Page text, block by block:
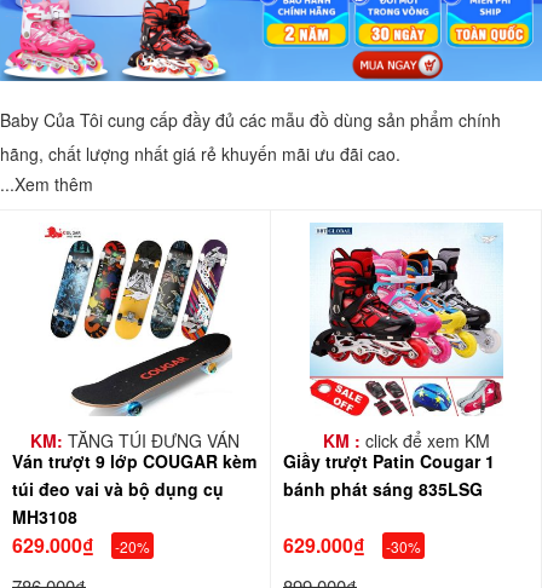
Baby Của Tôi cung cấp đầy đủ các mẫu đồ dùng sản phẩm chính
hãng, chất lượng nhất giá rẻ khuyến mãi ưu đãi cao.
...Xem thêm
KM: TẶNG TÚI ĐỰNG VÁN
TRƯỢT
Ván trượt 9 lớp COUGAR kèm
túi đeo vai và bộ dụng cụ
MH3108
629.000₫ -20%
KM : click để xem KM
Giầy trượt Patin Cougar 1
bánh phát sáng 835LSG
629.000₫ -30%